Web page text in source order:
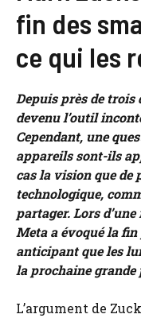
fin des
ce qui les
Depuis près de trois
devenu l’outil
Cependant, une
appareils sont-ils
cas la vision que de
technologique,
partager. Lors
Meta a évoqué la
anticipant que les
la prochaine
L’argument de